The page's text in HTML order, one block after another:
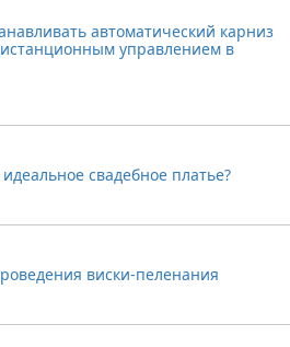
автоматический карниз
управлением в
свадебное платье?
виски-пеленания